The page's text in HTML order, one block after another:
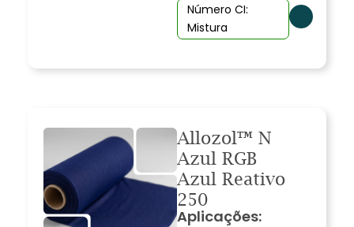
Número CI:
Mistura
Allozol™ N
Azul RGB
Azul Reativo
250
Aplicações: